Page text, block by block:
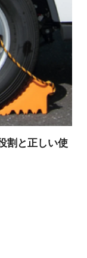
割と正しい使